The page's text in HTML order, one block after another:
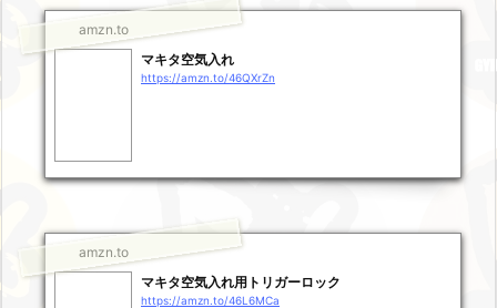
amzn.to
マキタ空気入れ
https://amzn.to/46QXrZn
amzn.to
マキタ空気入れ用トリガーロック
https://amzn.to/46L6MCa